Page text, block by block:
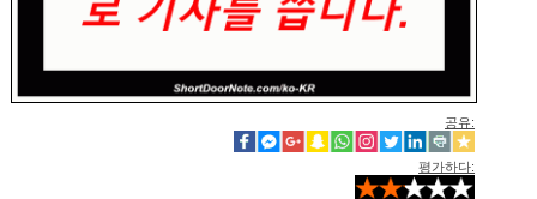
공유:
평가하다: